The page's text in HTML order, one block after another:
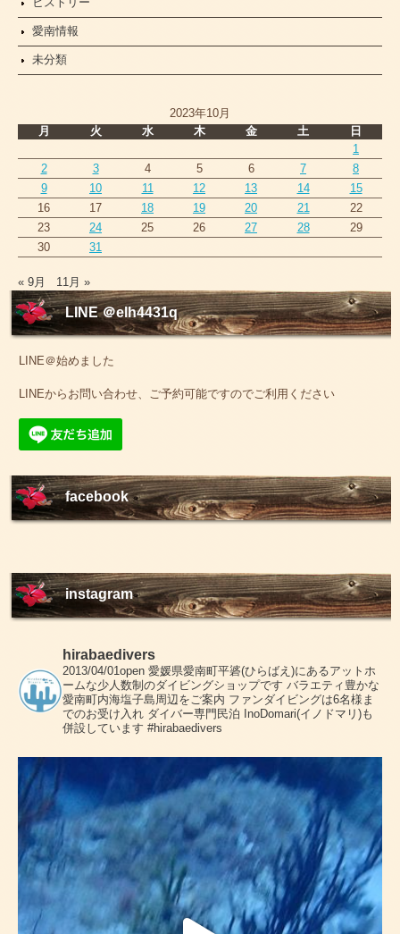
愛南情報
未分類
2023年10月
月
火 水 木 金 土
日
1
2
3 4 5 6 7
8
9
10 11 12 13 14
15
16
17 18 19 20 21
22
23
24 25 26 27 28
29
30
31
« 9月 11月 »
LINE ＠elh4431q
LINE＠始めました
LINEからお問い合わせ、ご予約可能ですのでご利用ください
facebook
instagram
hirabaedivers
2013/04/01open 愛媛県愛南町平碆(ひらばえ)にあるアットホ
ームな少人数制のダイビングショップです バラエティ豊かな
愛南町内海塩子島周辺をご案内 ファンダイビングは6名様ま
でのお受け入れ ダイバー専門民泊 InoDomari(イノドマリ)も
併設しています #hirabaedivers